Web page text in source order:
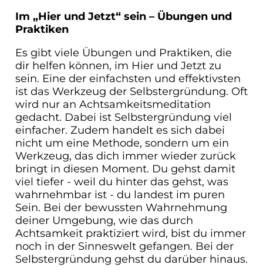
Im „Hier und Jetzt“ sein – Übungen und
Praktiken
Es gibt viele Übungen und Praktiken, die
dir helfen können, im Hier und Jetzt zu
sein. Eine der einfachsten und effektivsten
ist das Werkzeug der Selbstergründung. Oft
wird nur an Achtsamkeitsmeditation
gedacht. Dabei ist Selbstergründung viel
einfacher. Zudem handelt es sich dabei
nicht um eine Methode, sondern um ein
Werkzeug, das dich immer wieder zurück
bringt in diesen Moment. Du gehst damit
viel tiefer - weil du hinter das gehst, was
wahrnehmbar ist - du landest im puren
Sein. Bei der bewussten Wahrnehmung
deiner Umgebung, wie das durch
Achtsamkeit praktiziert wird, bist du immer
noch in der Sinneswelt gefangen. Bei der
Selbstergründung gehst du darüber hinaus.